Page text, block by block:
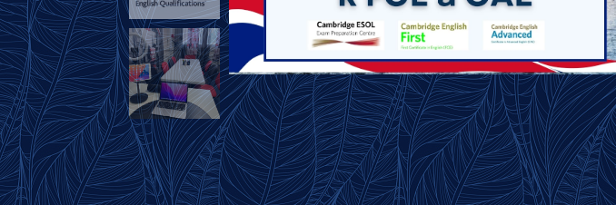
Jsme autorizovaným přípravným centrem ke zkouškám
Cambridge English ESOL
K výuce využíváme pouze nejmodernější techniku